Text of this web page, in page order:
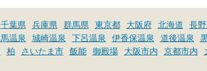
千葉県 兵庫県 群馬県 東京都 大阪府 北海道 長
温泉 城崎温泉 下呂温泉 伊香保温泉 道後温泉
柏 さいたま市 飯能 御殿場 大阪市内 京都市内